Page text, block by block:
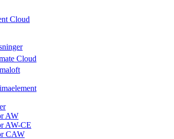
Cloud
Cloud
AW
AW-CE
CAW